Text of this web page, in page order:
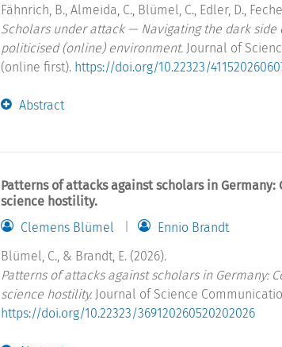
Fähnrich, B., Almeida, C., Blümel, C., Edler, D.,
Scholars under attack — Navigating the dark
politicised (online) environment. Journal of
(online first). https://doi.org/10.22323/
Abstract
Patterns of attacks against scholars in
science hostility.
Clemens Blümel
Ennio Brandt
Blümel, C., & Brandt, E. (2026).
Patterns of attacks against scholars in Germany:
science hostility. Journal of Science
https://doi.org/10.22323/369120260520202026